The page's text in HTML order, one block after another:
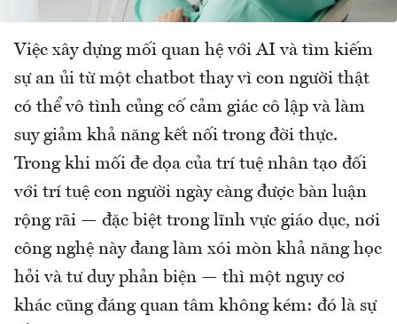
Việc xây dựng mối quan hệ với AI và tìm kiếm
sự an ủi từ một chatbot thay vì con người thật
có thể vô tình củng cố cảm giác cô lập và làm
suy giảm khả năng kết nối trong đời thực.
Trong khi mối đe dọa của trí tuệ nhân tạo đối
với trí tuệ con người ngày càng được bàn luận
rộng rãi — đặc biệt trong lĩnh vực giáo dục, nơi
công nghệ này đang làm xói mòn khả năng học
hỏi và tư duy phản biện — thì một nguy cơ
khác cũng đáng quan tâm không kém: đó là sự